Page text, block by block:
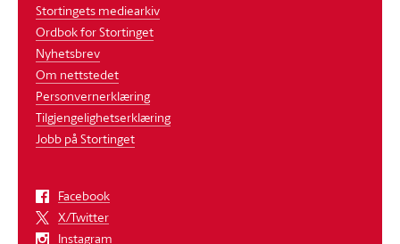
Stortingets mediearkiv
Ordbok for Stortinget
Nyhetsbrev
Om nettstedet
Personvernerklæring
Tilgjengelighetserklæring
Jobb på Stortinget
Facebook
X/Twitter
Instagram